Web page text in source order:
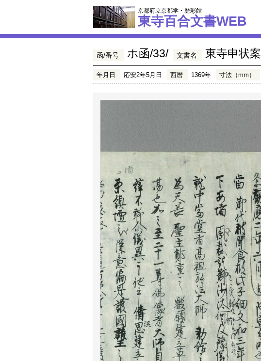
京都府立京都学・歴彩館
東寺百合文書WEB
函/番号 ホ函/33/ 文書名 東寺申状案
年月日 応安2年5月日 西暦 1369年 寸法（mm）